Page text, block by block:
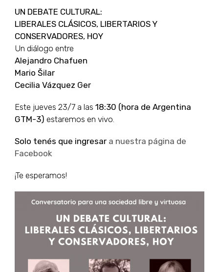
UN DEBATE CULTURAL:
LIBERALES CLÁSICOS, LIBERTARIOS Y
CONSERVADORES, HOY
Un diálogo entre
Alejandro Chafuen
Mario Šilar
Cecilia Vázquez Ger
Este jueves 23/7 a las 18:30 (hora de Argentina
GTM-3) estaremos en vivo.
Solo tenés que ingresar a nuestra página de
Facebook
¡Te esperamos!